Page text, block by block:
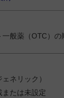
般薬（OTC）の
ネリック）
または未設定